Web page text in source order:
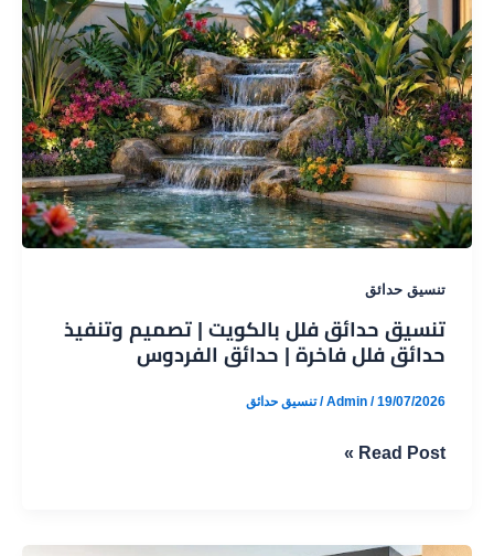
تنسيق حدائق
تنسيق حدائق فلل بالكويت | تصميم وتنفيذ
حدائق فلل فاخرة | حدائق الفردوس
Admin /19/07/2026
/تنسيق حدائق
تنسيق
بالكويت
Read Post »